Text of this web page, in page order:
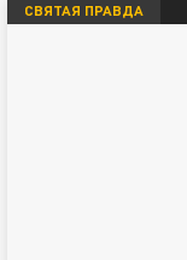
СВЯТАЯ ПРАВДА